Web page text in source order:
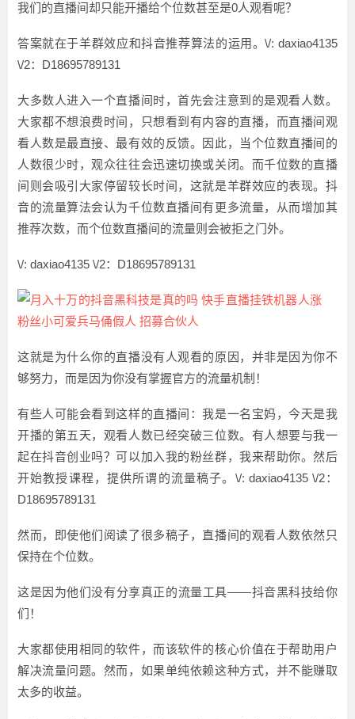
我们的直播间却只能开播给个位数甚至是0人观看呢？
答案就在于羊群效应和抖音推荐算法的运用。\/: daxiao4135
\/2：D18695789131
大多数人进入一个直播间时，首先会注意到的是观看人数。
大家都不想浪费时间，只想看到有内容的直播，而直播间观
看人数是最直接、最有效的反馈。因此，当个位数直播间的
人数很少时，观众往往会迅速切换或关闭。而千位数的直播
间则会吸引大家停留较长时间，这就是羊群效应的表现。抖
音的流量算法会认为千位数直播间有更多流量，从而增加其
推荐次数，而个位数直播间的流量则会被拒之门外。
\/: daxiao4135 \/2：D18695789131
这就是为什么你的直播没有人观看的原因，并非是因为你不
够努力，而是因为你没有掌握官方的流量机制！
有些人可能会看到这样的直播间：我是一名宝妈，今天是我
开播的第五天，观看人数已经突破三位数。有人想要与我一
起在抖音创业吗？可以加入我的粉丝群，我来帮助你。然后
开始教授课程，提供所谓的流量稿子。\/: daxiao4135 \/2：
D18695789131
然而，即使他们阅读了很多稿子，直播间的观看人数依然只
保持在个位数。
这是因为他们没有分享真正的流量工具——抖音黑科技给你
们！
大家都使用相同的软件，而该软件的核心价值在于帮助用户
解决流量问题。然而，如果单纯依赖这种方式，并不能赚取
太多的收益。